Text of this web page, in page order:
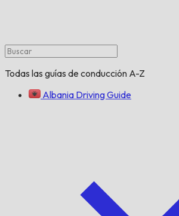
Todas las guías de conducción A-Z
Albania Driving Guide